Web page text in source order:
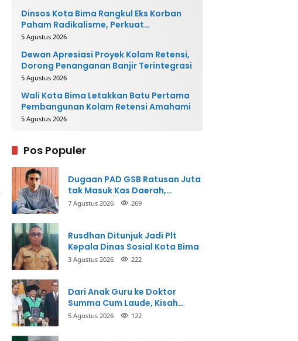
Dinsos Kota Bima Rangkul Eks Korban
Paham Radikalisme, Perkuat
Reintegrasi Sosial
5 Agustus 2026
Dewan Apresiasi Proyek Kolam Retensi,
Dorong Penanganan Banjir Terintegrasi
5 Agustus 2026
Wali Kota Bima Letakkan Batu Pertama
Pembangunan Kolam Retensi Amahami
5 Agustus 2026
Pos Populer
Dugaan PAD GSB Ratusan Juta
tak Masuk Kas Daerah,
Inspektorat Panggil Pihak
7 Agustus 2026 269
Rusdhan Ditunjuk Jadi Plt
Kepala Dinas Sosial Kota Bima
3 Agustus 2026 222
Dari Anak Guru ke Doktor
Summa Cum Laude, Kisah
Taman Firdaus Menginspirasi
5 Agustus 2026 122